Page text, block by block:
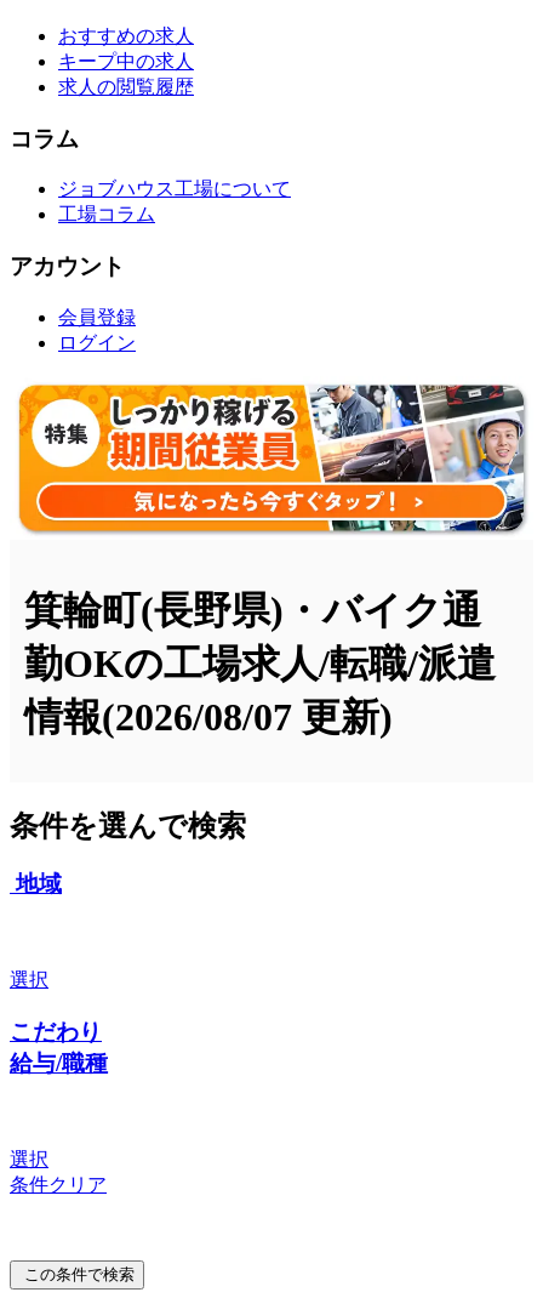
おすすめの求人
キープ中の求人
求人の閲覧履歴
コラム
ジョブハウス工場について
工場コラム
アカウント
会員登録
ログイン
箕輪町(長野県)・バイク通
勤OKの工場求人/転職/派遣
情報(2026/08/07 更新)
条件を選んで検索
地域
選択
こだわり
給与/職種
選択
条件クリア
この条件で検索